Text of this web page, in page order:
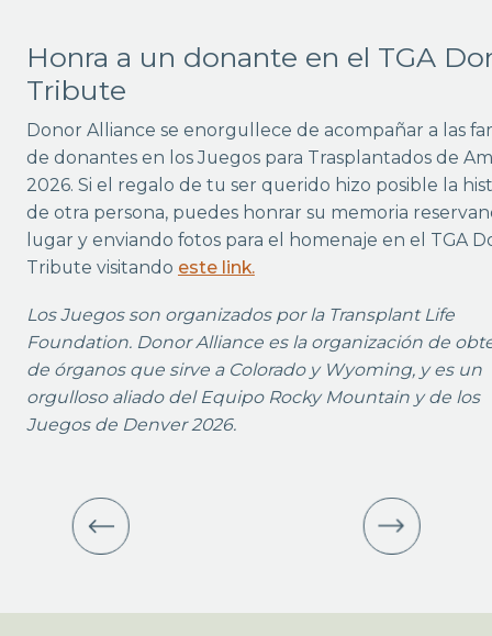
Honra a un donante en el TGA
Tribute
Donor Alliance se enorgullece de acompañar a las
de donantes en los Juegos para Trasplantados de
2026. Si el regalo de tu ser querido hizo posible la
de otra persona, puedes honrar su memoria
lugar y enviando fotos para el homenaje en el TGA
Tribute visitando este link.
Los Juegos son organizados por la Transplant Life
Foundation. Donor Alliance es la organización de
de órganos que sirve a Colorado y Wyoming, y es un
orgulloso aliado del Equipo Rocky Mountain y de los
Juegos de Denver 2026.